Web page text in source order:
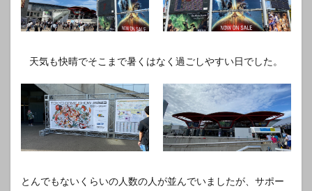
天気も快晴でそこまで暑くはなく過ごしやすい日でした。
とんでもないくらいの人数の人が並んでいましたが、サポー